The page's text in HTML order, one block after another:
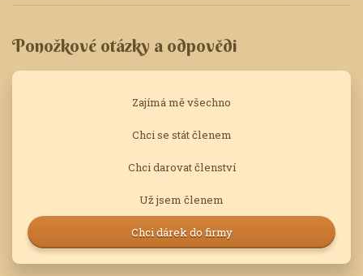
Ponožkové otázky a odpovědi
Zajímá mě všechno
Chci se stát členem
Chci darovat členství
Už jsem členem
Chci dárek do firmy